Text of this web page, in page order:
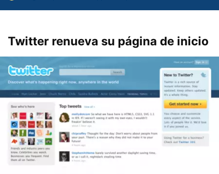
Twitter renueva su página de inicio